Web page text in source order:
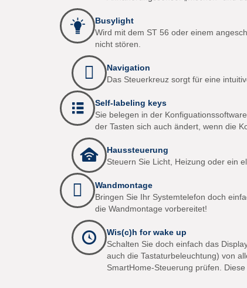
Busylight
Wird mit dem ST 56 oder einem
nicht stören.
Navigation
Das Steuerkreuz sorgt für eine
Self-labeling keys
Sie belegen in der
der Tasten sich auch ändert, wenn die
Haussteuerung
Steuern Sie Licht, Heizung oder ein
Wandmontage
Bringen Sie Ihr Systemtelefon doch
die Wandmontage vorbereitet!
Wis(c)h for wake up
Schalten Sie doch einfach das
auch die Tastaturbeleuchtung) von
SmartHome-Steuerung prüfen.